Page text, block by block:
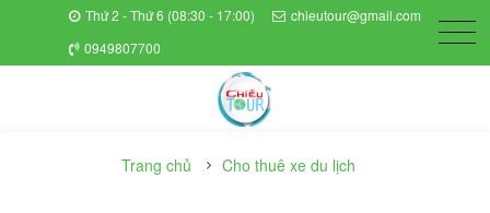
Thứ 2 - Thứ 6 (08:30 - 17:00)
chieutour@gmail.com
0949807700
Trang chủ Cho thuê xe du lịch